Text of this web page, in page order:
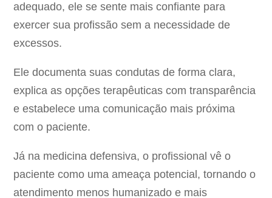
adequado, ele se sente mais confiante para
exercer sua profissão sem a necessidade de
excessos.
Ele documenta suas condutas de forma clara,
explica as opções terapêuticas com transparência
e estabelece uma comunicação mais próxima
com o paciente.
Já na medicina defensiva, o profissional vê o
paciente como uma ameaça potencial, tornando o
atendimento menos humanizado e mais